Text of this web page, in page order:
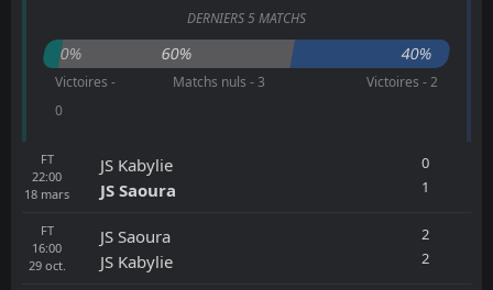
DERNIERS 5 MATCHS
0% 60% 40%
Victoires -
0
Matchs nuls - 3 Victoires - 2
FT
22:00
18 mars
JS Kabylie
JS Saoura
0
1
FT
16:00
29 oct.
JS Saoura
JS Kabylie
2
2